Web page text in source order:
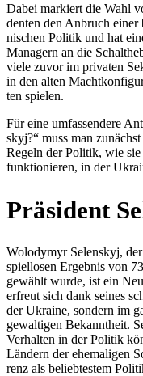
Dabei mar­kiert die Wahl
den­ten den Anbruch
ni­schen Politik und hat
Mana­gern an die
viele zuvor im pri­va­ten
in den alten
ten spielen.
Für eine umfas­sen­dere
skyj?“ muss man
Regeln der Politik, wie sie
funk­tio­nie­ren, in der
Prä­si­dent
Wolo­dymyr Selen­skyj,
spiel­lo­sen Ergeb­nis von
gewählt wurde, ist ein
erfreut sich dank seines
der Ukraine, sondern im
gewal­ti­gen Bekannt­heit.
Ver­hal­ten in der Politik
Ländern der ehe­ma­li­gen
renz als belieb­tes­tem